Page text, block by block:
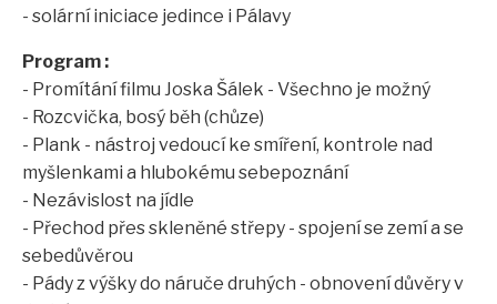
- solární iniciace jedince i Pálavy
Program :
- Promítání filmu Joska Šálek - Všechno je možný
- Rozcvička, bosý běh (chůze)
- Plank - nástroj vedoucí ke smíření, kontrole nad
myšlenkami a hlubokému sebepoznání
- Nezávislost na jídle
- Přechod přes skleněné střepy - spojení se zemí a se
sebedůvěrou
- Pády z výšky do náruče druhých - obnovení důvěry v